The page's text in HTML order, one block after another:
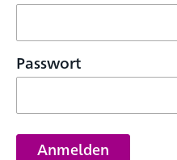
Passwort
Anmelden